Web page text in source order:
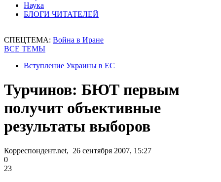
Наука
БЛОГИ ЧИТАТЕЛЕЙ
СПЕЦТЕМА: Война в Иране
ВСЕ ТЕМЫ
Вступление Украины в ЕС
Турчинов: БЮТ первым
получит объективные
результаты выборов
Корреспондент.net, 26 сентября 2007, 15:27
0
23